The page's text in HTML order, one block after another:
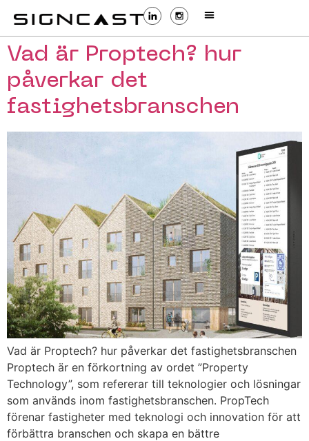
Vad är Proptech? hur
påverkar det
fastighetsbranschen
Vad är Proptech? hur påverkar det fastighetsbranschen
Proptech är en förkortning av ordet ”Property
Technology”, som refererar till teknologier och lösningar
som används inom fastighetsbranschen. PropTech
förenar fastigheter med teknologi och innovation för att
förbättra branschen och skapa en bättre